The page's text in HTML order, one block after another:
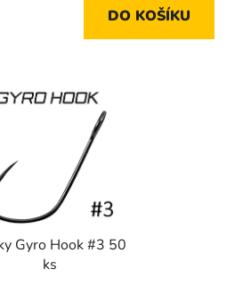
DO KOŠÍKU
Gyro Hook #3 50
ks